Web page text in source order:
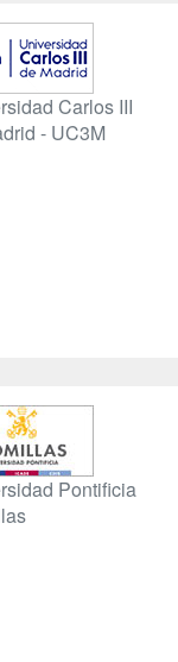
Carlos III
- UC3M
Pontificia